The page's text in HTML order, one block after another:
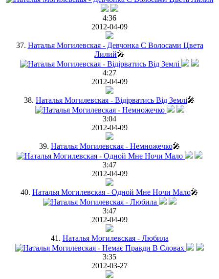
4:36
2012-04-09
37. Наталья Могилевская - Девчонка С Волосами Цвета
Лилий🎤
4:27
2012-04-09
38. Наталья Могилевская - Вiдiрватись Вiд Землi🎤
3:04
2012-04-09
39. Наталья Могилевская - Немножечко🎤
3:47
2012-04-09
40. Наталья Могилевская - Одной Мне Ночи Мало🎤
3:47
2012-04-09
41. Наталья Могилевская - Любила
3:35
2012-03-27